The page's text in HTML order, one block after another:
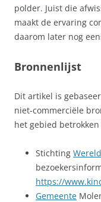
polder. Juist die
maakt de ervaring
daarom later nog
Bronnenlijst
Dit artikel is
niet-commerciële
het gebied
Stichting
https://
Gemeente